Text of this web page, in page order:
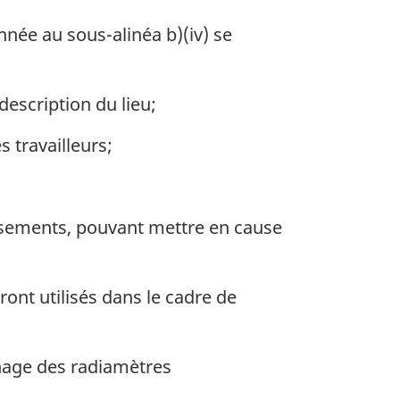
au sous-alinéa b)(iv) se
du lieu;
travailleurs;
pouvant mettre en cause
utilisés dans le cadre de
des radiamètres